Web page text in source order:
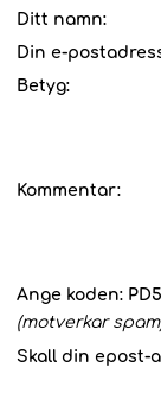
Ditt namn:
Din e-
Betyg:
Kommentar:
Ange koden:
(motverkar
Skall din epost-